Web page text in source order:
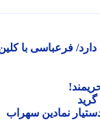
فرعباسی با کلین
نمادین سهراب